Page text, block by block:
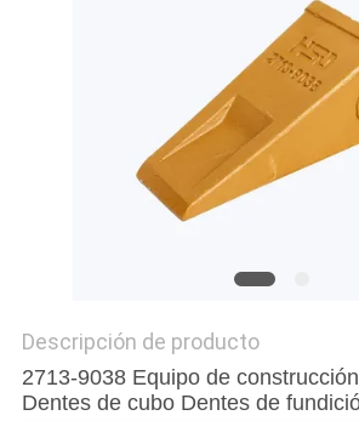
POLICY
Descripción de producto
2713-9038 Equipo de
Dentes de cubo Dentes de